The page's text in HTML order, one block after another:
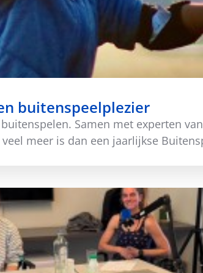
buitenspeelplezier
Samen met experten
meer is dan een jaarlijkse